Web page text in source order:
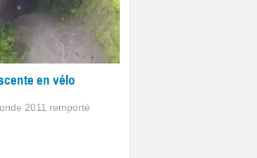
en vélo
2011 remporté